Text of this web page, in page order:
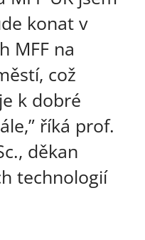
konat v
MFF na
což
k dobré
říká prof.
děkan
technologií